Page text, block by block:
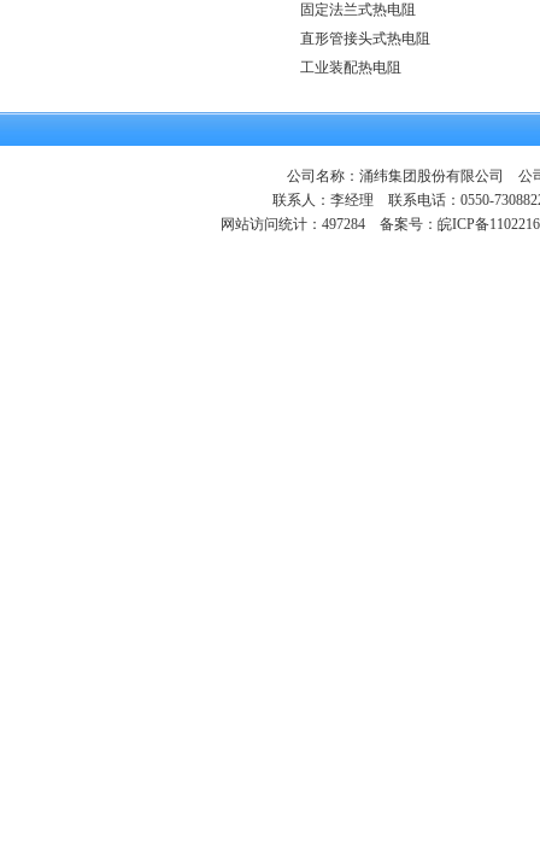
固定法兰式热电阻
直形管接头式热电阻
工业装配热电阻
公司名称：涌纬集团股份有限公司 公
联系人：李经理 联系电话：0550-
网站访问统计：497284 备案号：皖ICP备